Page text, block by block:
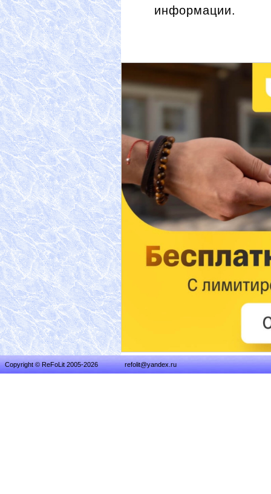
информации.
Copyright © ReFoLit 2005-2026 refolit@yandex.ru